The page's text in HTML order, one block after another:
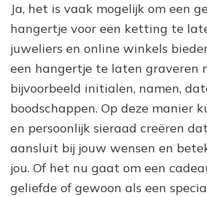
Ja, het is vaak mogelijk om een
hangertje voor een ketting te
juweliers en online winkels
een hangertje te laten graveren
bijvoorbeeld initialen, namen,
boodschappen. Op deze manier
en persoonlijk sieraad creëren
aansluit bij jouw wensen en
jou. Of het nu gaat om een
geliefde of gewoon als een